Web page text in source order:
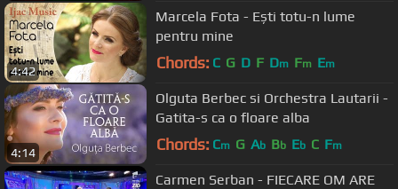
4:42
Marcela Fota - Ești totu-n lume
pentru mine
Chords: C G D F Dm Fm Em
4:14
Olguta Berbec si Orchestra Lautarii -
Gatita-s ca o floare alba
Chords: Cm G Ab Bb Eb C Fm
Carmen Serban - FIECARE OM ARE